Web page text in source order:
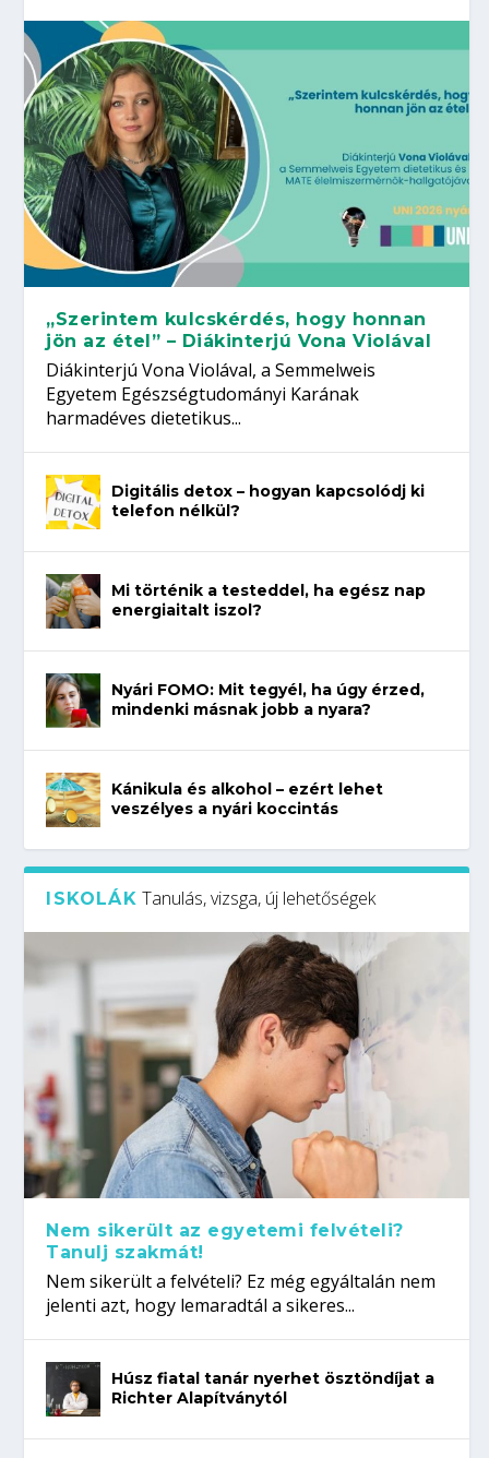
„Szerintem kulcskérdés, hogy honnan
jön az étel” – Diákinterjú Vona Violával
Diákinterjú Vona Violával, a Semmelweis
Egyetem Egészségtudományi Karának
harmadéves dietetikus...
Digitális detox – hogyan kapcsolódj ki
telefon nélkül?
Mi történik a testeddel, ha egész nap
energiaitalt iszol?
Nyári FOMO: Mit tegyél, ha úgy érzed,
mindenki másnak jobb a nyara?
Kánikula és alkohol – ezért lehet
veszélyes a nyári koccintás
ISKOLÁK Tanulás, vizsga, új lehetőségek
Nem sikerült az egyetemi felvételi?
Tanulj szakmát!
Nem sikerült a felvételi? Ez még egyáltalán nem
jelenti azt, hogy lemaradtál a sikeres...
Húsz fiatal tanár nyerhet ösztöndíjat a
Richter Alapítványtól